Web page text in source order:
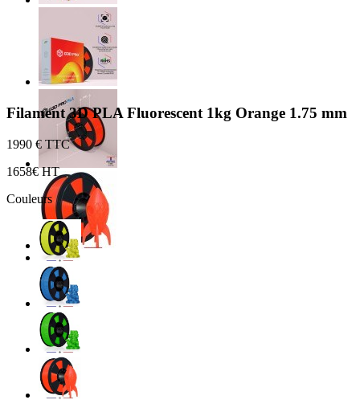
Filament 3D PLA Fluorescent 1kg Orange 1.75 mm
1990 € TTC
1658€ HT
Couleurs